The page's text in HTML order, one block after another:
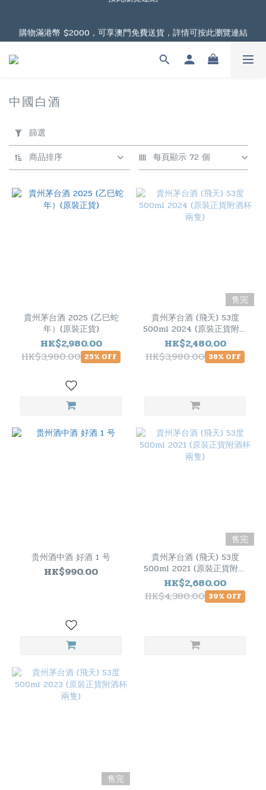
醉的酒類。
根據香港法律，不得在業務過程中，向未成年人售賣或供應令人醺
用
篩
選
(0/20)
價格
中國白酒
篩選
商品排序
每頁顯示 72 個
貴州茅台酒 2025 (乙巳蛇
年）(原裝正貨)
HK$2,980.00
HK$3,980.00 25% OFF
售完
貴州茅台酒 (飛天) 53度
500ml 2024 (原裝正貨附酒
杯兩隻)
HK$2,480.00
HK$3,980.00 38% OFF
贵州酒中酒 好酒 1 号
HK$990.00
售完
貴州茅台酒 (飛天) 53度
500ml 2021 (原裝正貨附酒
杯兩隻)
HK$2,680.00
HK$4,380.00 39% OFF
售完